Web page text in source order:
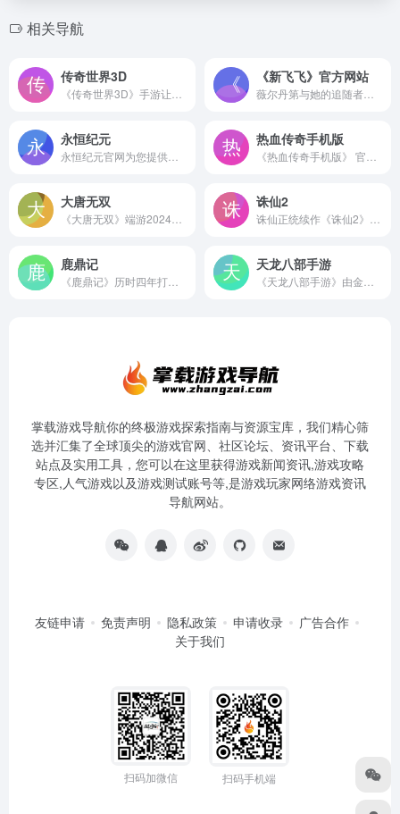
相关导航
传奇世界3D 《新飞飞》官方网站
永恒纪元 热血传奇手机版
大唐无双 诛仙2
鹿鼎记 天龙八部手游
掌载游戏导航你的终极游戏探索指南与资源宝库，我们精心筛
选并汇集了全球顶尖的游戏官网、社区论坛、资讯平台、下载
站点及实用工具，您可以在这里获得游戏新闻资讯,游戏攻略
专区,人气游戏以及游戏测试账号等,是游戏玩家网络游戏资讯
导航网站。
友链申请 免责声明 隐私政策 申请收录
广告合作
关于我们
扫码加微信 扫码手机端